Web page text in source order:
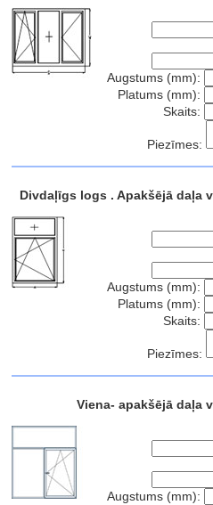
Augstums (mm):
Platums (mm):
Skaits:
Piezīmes:
Divdaļīgs logs . Apakšējā daļa
Augstums (mm):
Platums (mm):
Skaits:
Piezīmes:
Viena- apakšējā daļa
Augstums (mm):